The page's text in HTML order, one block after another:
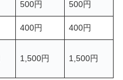
500円 500円
400円 400円
1,500円 1,500円